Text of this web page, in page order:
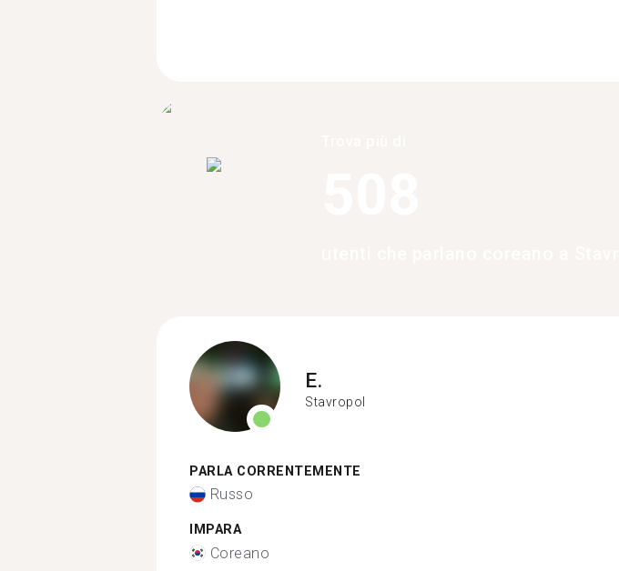
E.
Stavropol
PARLA CORRENTEMENTE
Russo
IMPARA
Coreano